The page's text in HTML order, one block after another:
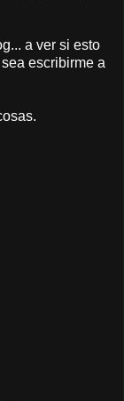
a ver si esto
escribirme a